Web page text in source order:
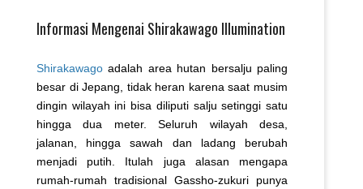
Informasi Mengenai Shirakawago Illumination
Shirakawago adalah area hutan bersalju paling
besar di Jepang, tidak heran karena saat musim
dingin wilayah ini bisa diliputi salju setinggi satu
hingga dua meter. Seluruh wilayah desa,
jalanan, hingga sawah dan ladang berubah
menjadi putih. Itulah juga alasan mengapa
rumah-rumah tradisional Gassho-zukuri punya